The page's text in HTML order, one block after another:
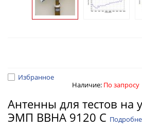
Избранное
Наличие: По запросу
Антенны для тестов на
ЭМП BBHA 9120 C